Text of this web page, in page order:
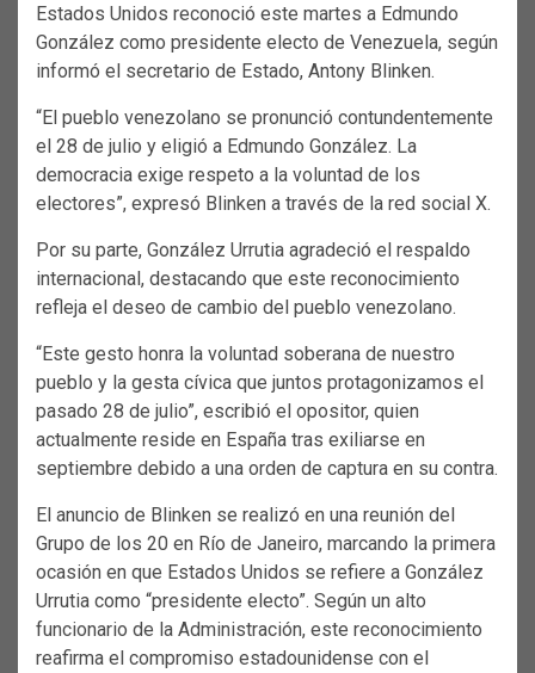
Estados Unidos reconoció este martes a Edmundo
González como presidente electo de Venezuela, según
informó el secretario de Estado, Antony Blinken.
“El pueblo venezolano se pronunció contundentemente
el 28 de julio y eligió a Edmundo González. La
democracia exige respeto a la voluntad de los
electores”, expresó Blinken a través de la red social X.
Por su parte, González Urrutia agradeció el respaldo
internacional, destacando que este reconocimiento
refleja el deseo de cambio del pueblo venezolano.
“Este gesto honra la voluntad soberana de nuestro
pueblo y la gesta cívica que juntos protagonizamos el
pasado 28 de julio”, escribió el opositor, quien
actualmente reside en España tras exiliarse en
septiembre debido a una orden de captura en su contra.
El anuncio de Blinken se realizó en una reunión del
Grupo de los 20 en Río de Janeiro, marcando la primera
ocasión en que Estados Unidos se refiere a González
Urrutia como “presidente electo”. Según un alto
funcionario de la Administración, este reconocimiento
reafirma el compromiso estadounidense con el